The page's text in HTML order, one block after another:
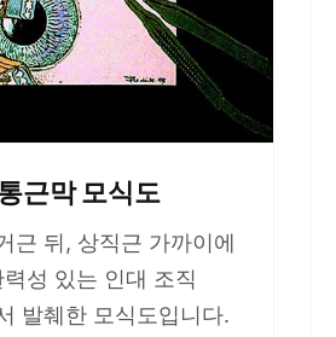
근막 모식도
근 뒤, 상직근 가까이에
성 있는 인대 조직
발췌한 모식도입니다.